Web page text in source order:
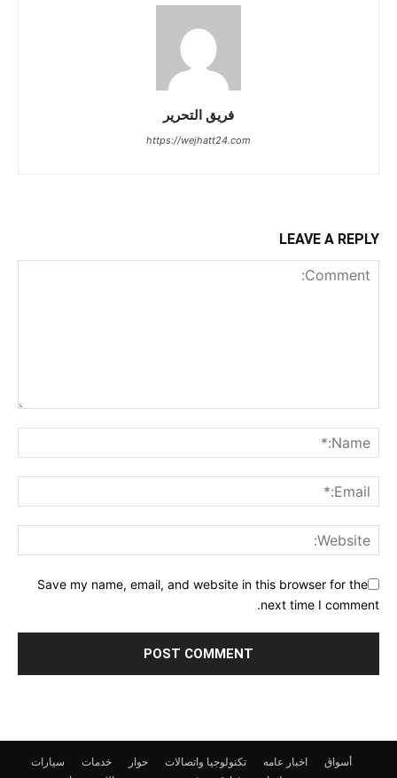
فريق التحرير
https://wejhatt24.com
LEAVE A REPLY
Save my name, email, and website in this browser for the
next time I comment.
أسواق اخبار عامه تكنولوجيا واتصالات حوار خدمات
سيارات